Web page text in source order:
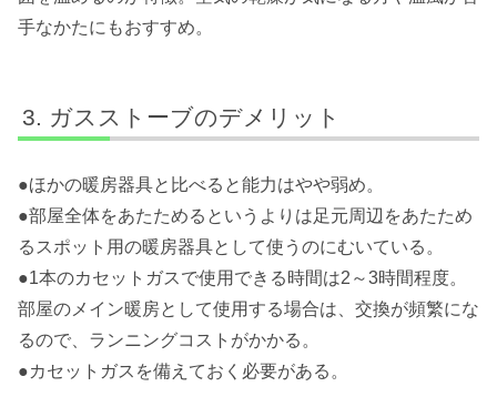
手なかたにもおすすめ。
ガスストーブのデメリット
●ほかの暖房器具と比べると能力はやや弱め。
●部屋全体をあたためるというよりは足元周辺をあたため
るスポット用の暖房器具として使うのにむいている。
●1本のカセットガスで使用できる時間は2～3時間程度。
部屋のメイン暖房として使用する場合は、交換が頻繁にな
るので、ランニングコストがかかる。
●カセットガスを備えておく必要がある。